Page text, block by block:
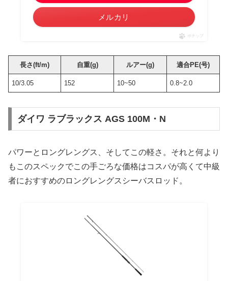
メルカリ
ポチップ
長さ(ft/m) 自重(g) ルアー(g) 適合PE(号)
10/3.05 152 10~50 0.8~2.0
ダイワ ラブラックス AGS 100M・N
パワーとロングレングス、そしてこの軽さ。それと何より
もこのスペックでこの手ごろな価格はコスパが高くて中級
者におすすめのロングレングスシーバスロッド。